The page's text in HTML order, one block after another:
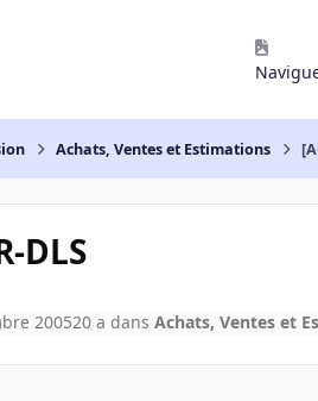
Achats, Ventes et Estimations
DLS
200520 a dans Achats, Ventes et